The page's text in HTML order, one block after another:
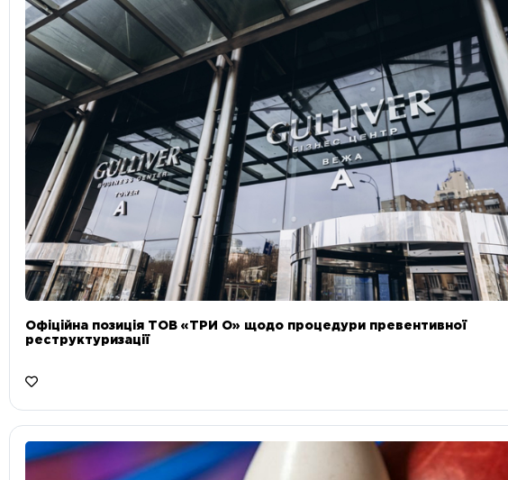
Офіційна позиція ТОВ «ТРИ О» щодо процедури превентивної
реструктуризації